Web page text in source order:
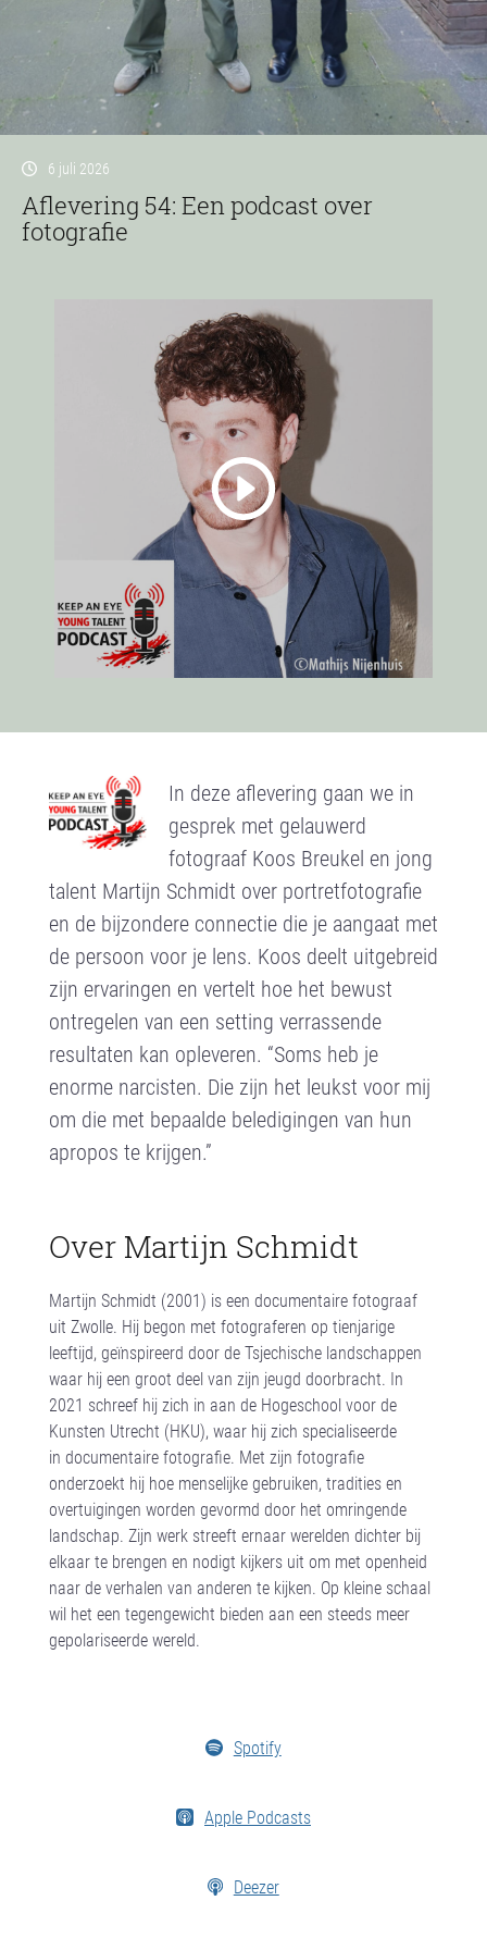
6 juli 2026
Aflevering 54: Een podcast over
fotografie
In deze aflevering gaan we in
gesprek met gelauwerd
fotograaf Koos Breukel en jong
talent Martijn Schmidt over portretfotografie
en de bijzondere connectie die je aangaat met
de persoon voor je lens. Koos deelt uitgebreid
zijn ervaringen en vertelt hoe het bewust
ontregelen van een setting verrassende
resultaten kan opleveren. “Soms heb je
enorme narcisten. Die zijn het leukst voor mij
om die met bepaalde beledigingen van hun
apropos te krijgen.”
Over Martijn Schmidt
Martijn Schmidt (2001) is een documentaire fotograaf
uit Zwolle. Hij begon met fotograferen op tienjarige
leeftijd, geïnspireerd door de Tsjechische landschappen
waar hij een groot deel van zijn jeugd doorbracht. In
2021 schreef hij zich in aan de Hogeschool voor de
Kunsten Utrecht (HKU), waar hij zich specialiseerde
in documentaire fotografie. Met zijn fotografie
onderzoekt hij hoe menselijke gebruiken, tradities en
overtuigingen worden gevormd door het omringende
landschap. Zijn werk streeft ernaar werelden dichter bij
elkaar te brengen en nodigt kijkers uit om met openheid
naar de verhalen van anderen te kijken. Op kleine schaal
wil het een tegengewicht bieden aan een steeds meer
gepolariseerde wereld.